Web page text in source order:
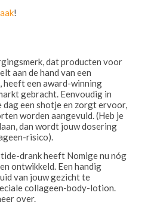
!
dat producten voor
aan de hand van een
een award-winning
gebracht. Eenvoudig in
dag een shotje en zorgt ervoor,
worden aangevuld. (Heb je
dan wordt jouw dosering
risico).
drank heeft Nomige nu nóg
ontwikkeld. Een handig
van jouw gezicht te
collageen-body-lotion.
over.